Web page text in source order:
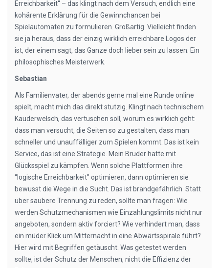
Erreichbarkeit“ – das klingt nach dem Versuch, endlich eine
kohärente Erklärung für die Gewinnchancen bei
Spielautomaten zu formulieren. Großartig. Vielleicht finden
sie ja heraus, dass der einzig wirklich erreichbare Logos der
ist, der einem sagt, das Ganze doch lieber sein zu lassen. Ein
philosophisches Meisterwerk.
Sebastian
Als Familienvater, der abends gerne mal eine Runde online
spielt, macht mich das direkt stutzig. Klingt nach technischem
Kauderwelsch, das vertuschen soll, worum es wirklich geht:
dass man versucht, die Seiten so zu gestalten, dass man
schneller und unauffälliger zum Spielen kommt. Das ist kein
Service, das ist eine Strategie. Mein Bruder hatte mit
Glücksspiel zu kämpfen. Wenn solche Plattformen ihre
“logische Erreichbarkeit” optimieren, dann optimieren sie
bewusst die Wege in die Sucht. Das ist brandgefährlich. Statt
über saubere Trennung zu reden, sollte man fragen: Wie
werden Schutzmechanismen wie Einzahlungslimits nicht nur
angeboten, sondern aktiv forciert? Wie verhindert man, dass
ein müder Klick um Mitternacht in eine Abwärtsspirale führt?
Hier wird mit Begriffen getäuscht. Was getestet werden
sollte, ist der Schutz der Menschen, nicht die Effizienz der